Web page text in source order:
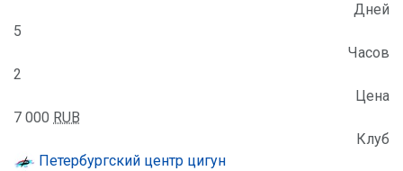
Дней
5
Часов
2
Цена
7 000 RUB
Клуб
Петербургский центр цигун